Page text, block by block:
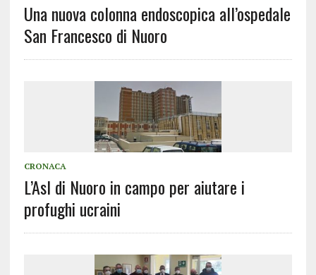
Una nuova colonna endoscopica all’ospedale
San Francesco di Nuoro
CRONACA
L’Asl di Nuoro in campo per aiutare i
profughi ucraini